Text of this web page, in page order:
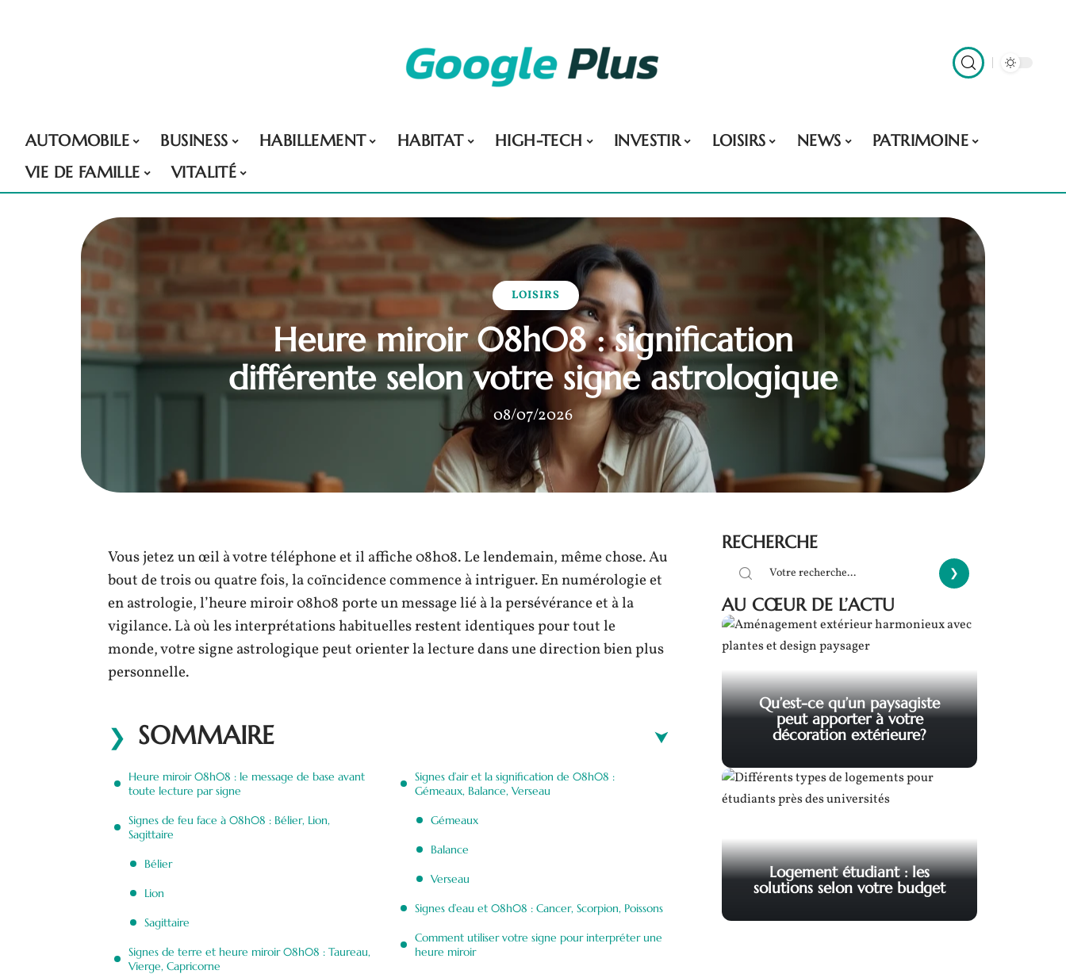
AUTOMOBILE BUSINESS HABILLEMENT HABITAT HIGH-TECH INVESTIR LOISIRS NEWS
PATRIMOINE
VIE DE FAMILLE
VITALITÉ
LOISIRS
Heure miroir 08h08 : signification
différente selon votre signe astrologique
08/07/2026
Vous jetez un œil à votre téléphone et il affiche 08h08. Le lendemain, même chose. Au
bout de trois ou quatre fois, la coïncidence commence à intriguer. En numérologie et
en astrologie, l’heure miroir 08h08 porte un message lié à la persévérance et à la
vigilance. Là où les interprétations habituelles restent identiques pour tout le
monde, votre signe astrologique peut orienter la lecture dans une direction bien plus
personnelle.
SOMMAIRE
Heure miroir 08h08 : le message de base avant
toute lecture par signe
Signes de feu face à 08h08 : Bélier, Lion,
Sagittaire
Bélier
Lion
Sagittaire
Signes de terre et heure miroir 08h08 : Taureau,
Vierge, Capricorne
Signes d’air et la signification de 08h08 :
Gémeaux, Balance, Verseau
Gémeaux
Balance
Verseau
Signes d’eau et 08h08 : Cancer, Scorpion, Poissons
Comment utiliser votre signe pour interpréter une
heure miroir
RECHERCHE
AU CŒUR DE L’ACTU
Qu’est-ce qu’un paysagiste
peut apporter à votre
décoration extérieure?
Logement étudiant : les
solutions selon votre budget